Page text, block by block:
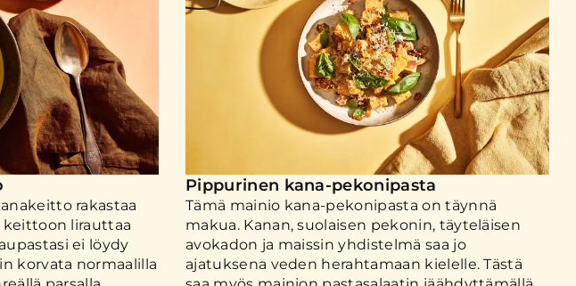
rakastaa
keittoon lirauttaa
ei löydy
korvata normaalilla
Pippurinen kana-pekonipasta
Tämä mainio kana-pekonipasta on täynnä
makua. Kanan, suolaisen pekonin, täyteläisen
avokadon ja maissin yhdistelmä saa jo
ajatuksena veden herahtamaan kielelle. Tästä